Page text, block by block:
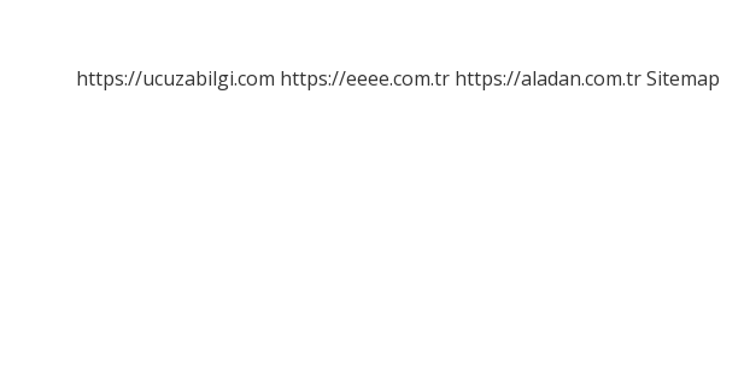
https://ucuzabilgi.com https://eeee.com.tr https://aladan.com.trSitemap